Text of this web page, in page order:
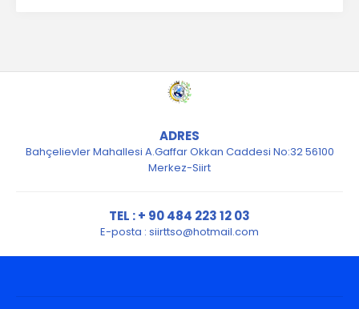
ADRES
Bahçelievler Mahallesi A.Gaffar Okkan Caddesi No:32 56100
Merkez-Siirt
TEL : + 90 484 223 12 03
E-posta : siirttso@hotmail.com